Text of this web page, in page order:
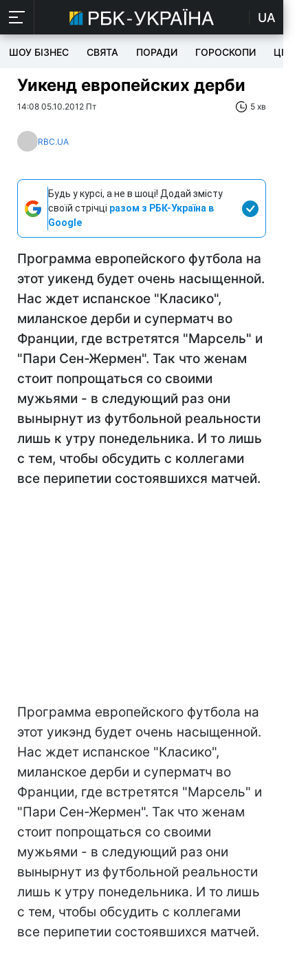
UA
ШОУ БІЗНЕС СВЯТА ПОРАДИ ГОРОСКОПИ ЦІКАВЕ
Уикенд европейских дерби
14:08 05.10.2012 Пт 5 хв
RBC.UA
Будь у курсі, а не в шоці! Додай змісту
своїй стрічці разом з РБК-Україна в
Google
Программа европейского футбола на
этот уикенд будет очень насыщенной.
Нас ждет испанское "Класико",
миланское дерби и суперматч во
Франции, где встретятся "Марсель" и
"Пари Сен-Жермен". Так что женам
стоит попрощаться со своими
мужьями - в следующий раз они
вынырнут из футбольной реальности
лишь к утру понедельника. И то лишь
с тем, чтобы обсудить с коллегами
все перипетии состоявшихся матчей.
Программа европейского футбола на
этот уикэнд будет очень насыщенной.
Нас ждет испанское "Класико",
миланское дерби и суперматч во
Франции, где встретятся "Марсель" и
"Пари Сен-Жермен". Так что женам
стоит попрощаться со своими
мужьями - в следующий раз они
вынырнут из футбольной реальности
лишь к утру понедельника. И то лишь
с тем, чтобы обсудить с коллегами
все перипетии состоявшихся матчей.